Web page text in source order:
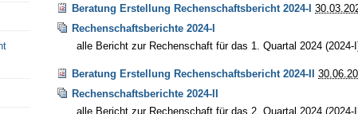
Beratung Erstellung Rechenschaftsbericht 2024-I
Rechenschaftsberichte 2024-I
alle Bericht zur Rechenschaft für das 1. Quartal 2024 (2024-
Beratung Erstellung Rechenschaftsbericht 2024-II
Rechenschaftsberichte 2024-II
alle Bericht zur Rechenschaft für das 2. Quartal 2024 (2024-